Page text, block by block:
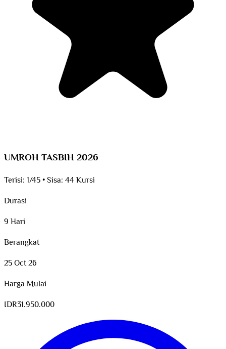
UMROH TASBIH 2026
Terisi: 1/45•Sisa: 44 Kursi
Durasi
9 Hari
Berangkat
25 Oct 26
Harga Mulai
IDR31.950.000